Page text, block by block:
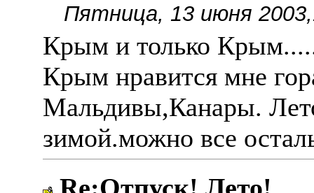
Пятница, 13 июня
Крым и только
Крым нравится мне
Мальдивы,Канары.
зимой.можно все